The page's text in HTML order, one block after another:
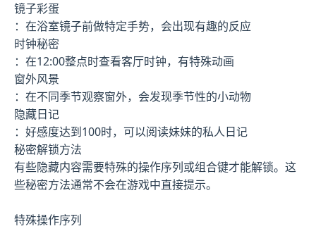
镜子彩蛋
：在浴室镜子前做特定手势，会出现有趣的反应
时钟秘密
：在12:00整点时查看客厅时钟，有特殊动画
窗外风景
：在不同季节观察窗外，会发现季节性的小动物
隐藏日记
：好感度达到100时，可以阅读妹妹的私人日记
秘密解锁方法
有些隐藏内容需要特殊的操作序列或组合键才能解锁。这
些秘密方法通常不会在游戏中直接提示。
特殊操作序列